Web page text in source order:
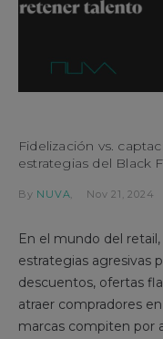
Fidelización vs.
estrategias del Black
By NUVA Nov 21, 2024
En el mundo del
estrategias agresivas
descuentos, ofertas
atraer compradores
marcas compiten por